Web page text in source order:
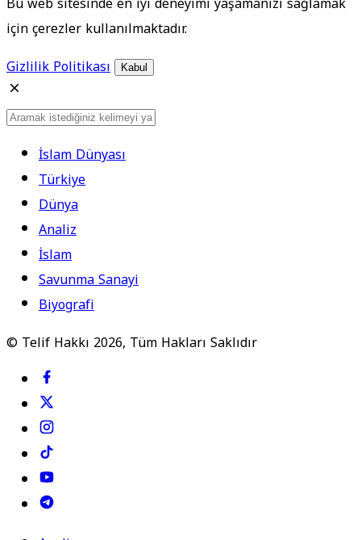
için çerezler kullanılmaktadır.
Gizlilik Politikası
Kabul
İslam Dünyası
Türkiye
Dünya
Analiz
İslam
Savunma Sanayi
Biyografi
© Telif Hakkı 2026, Tüm Hakları Saklıdır